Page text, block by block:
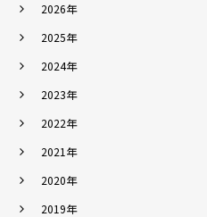
2026年
2025年
2024年
2023年
2022年
2021年
2020年
2019年